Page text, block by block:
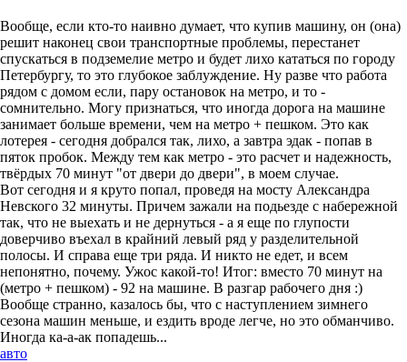
Вообще, если кто-то наивно думает, что купив машину, он (она)
решит наконец свои транспортные проблемы, перестанет
спускаться в подземелие метро и будет лихо кататься по городу
Петербургу, то это глубокое заблуждение. Ну разве что работа
рядом с домом если, пару остановок на метро, и то -
сомнительно. Могу признаться, что иногда дорога на машине
занимает больше времени, чем на метро + пешком. Это как
лотерея - сегодня добрался так, лихо, а завтра эдак - попав в
пяток пробок. Между тем как метро - это расчет и надежность,
твёрдых 70 минут "от двери до двери", в моем случае.
Вот сегодня и я круто попал, проведя на мосту Александра
Невского 32 минуты. Причем зажали на подьезде с набережной
так, что не выехать и не дернуться - а я еще по глупости
доверчиво въехал в крайний левый ряд у разделительной
полосы. И справа еще три ряда. И никто не едет, и всем
непонятно, почему. Ужос какой-то! Итог: вместо 70 минут на
(метро + пешком) - 92 на машине. В разгар рабочего дня :)
Вообще странно, казалось бы, что с наступлением зимнего
сезона машин меньше, и ездить вроде легче, но это обманчиво.
Иногда ка-а-ак попадешь...
авто